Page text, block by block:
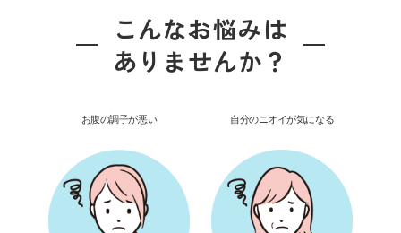
こんなお悩みは
ありませんか？
お腹の調子が悪い 自分のニオイが気になる